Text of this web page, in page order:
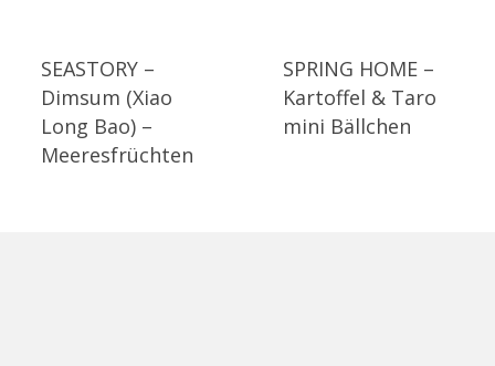
SEASTORY –
Dimsum (Xiao
Long Bao) –
Meeresfrüchten
SPRING HOME –
Kartoffel & Taro
mini Bällchen